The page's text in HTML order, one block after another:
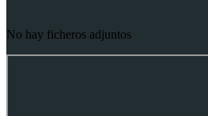
No hay ficheros adjuntos